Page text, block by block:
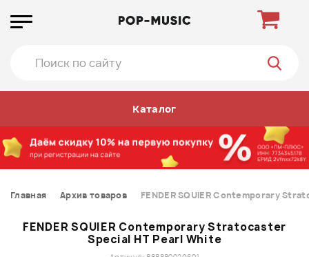
Каталог
Главная Архив товаров FENDER SQUIER Contemporary
FENDER SQUIER Contemporary Stratocaster
Special HT Pearl White